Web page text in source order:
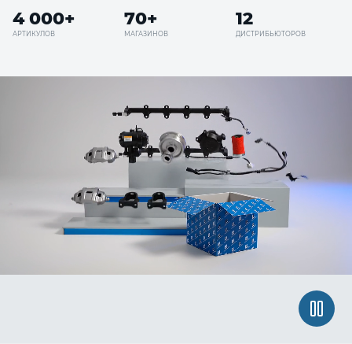
4 000+
АРТИКУЛОВ
70+
МАГАЗИНОВ
12
ДИСТРИБЬЮТОРОВ